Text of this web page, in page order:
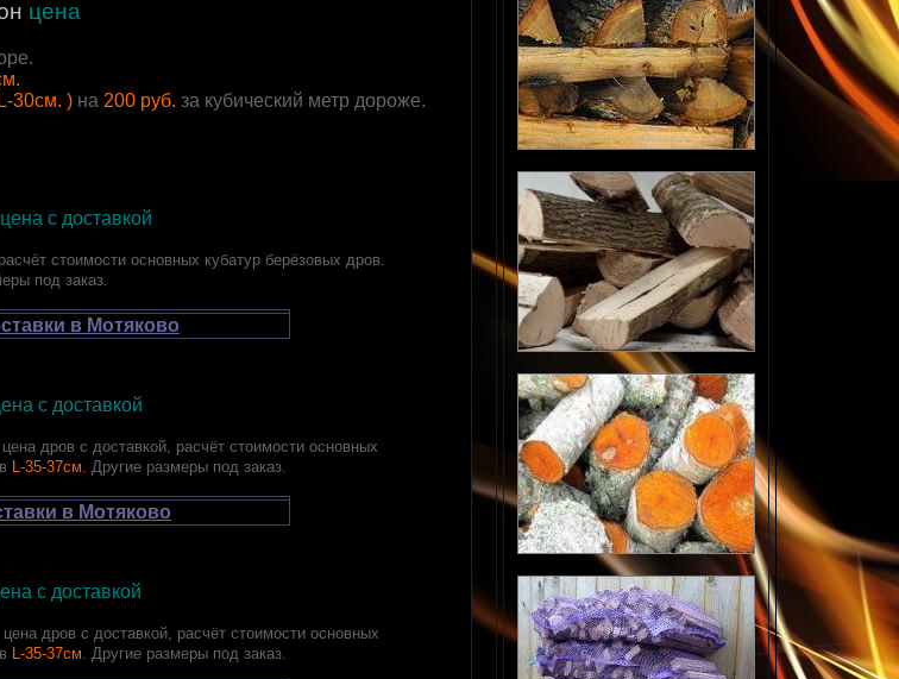
цена
30см. ) на 200 руб. за кубический метр дороже.
с доставкой
стоимости основных кубатур берёзовых дров.
под заказ.
в Мотяково
с доставкой
дров с доставкой, расчёт стоимости основных
L-35-37см. Другие размеры под заказ.
в Мотяково
с доставкой
дров с доставкой, расчёт стоимости основных
L-35-37см. Другие размеры под заказ.